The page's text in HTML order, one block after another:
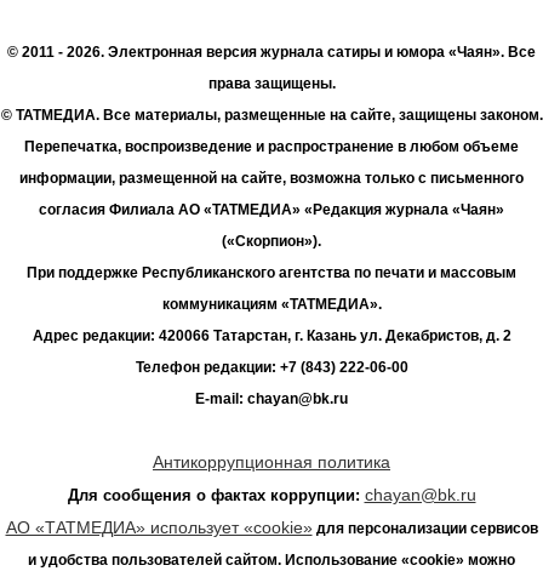
© 2011 - 2026. Электронная версия журнала сатиры и юмора «Чаян». Все
права защищены.
© ТАТМЕДИА. Все материалы, размещенные на сайте, защищены законом.
Перепечатка, воспроизведение и распространение в любом объеме
информации, размещенной на сайте, возможна только с письменного
согласия Филиала АО «ТАТМЕДИА» «Редакция журнала «Чаян»
(«Скорпион»).
При поддержке Республиканского агентства по печати и массовым
коммуникациям «ТАТМЕДИА».
Адрес редакции: 420066 Татарстан, г. Казань ул. Декабристов, д. 2
Телефон редакции: +7 (843) 222-06-00
E-mail: chayan@bk.ru
Антикоррупционная политика
Для сообщения о фактах коррупции: chayan@bk.ru
АО «ТАТМЕДИА» использует «cookie»для персонализации сервисов
и удобства пользователей сайтом. Использование «cookie» можно